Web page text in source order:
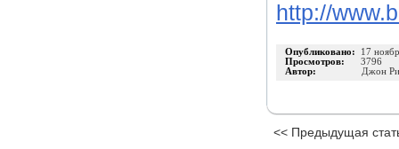
http://
Опубликовано: 17
Просмотров: 3796
Автор:
Джон
<< Предыдущая